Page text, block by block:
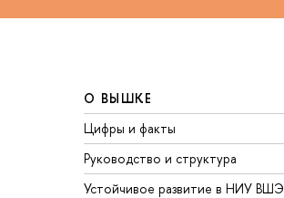
О ВЫШКЕ
Цифры и факты
Руководство и структура
Устойчивое развитие в НИУ ВШЭ